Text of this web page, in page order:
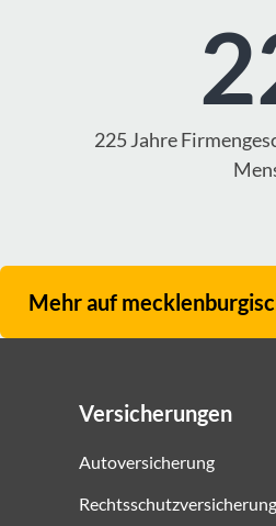
225 Jahre
Mehr auf
Versicherungen
Autoversicherung
Rechtsschutzversicherung